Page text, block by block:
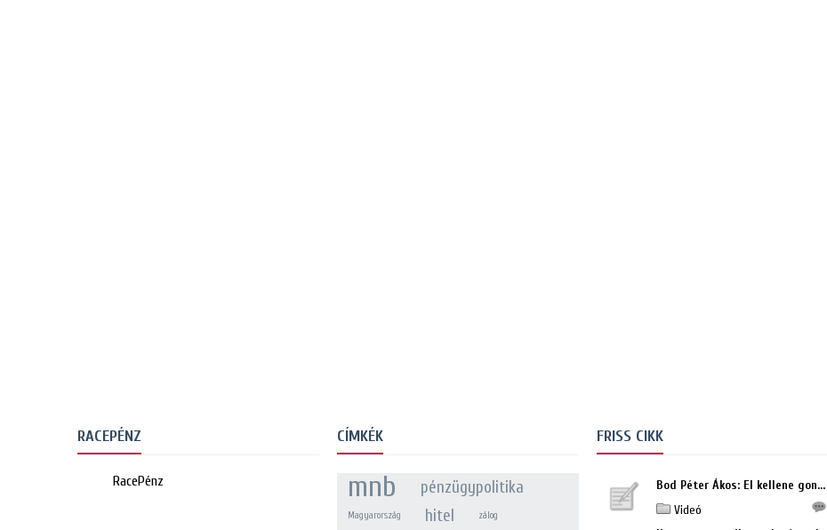
RACEPÉNZ
RacePénz
CÍMKÉK
mnb pénzügypolitika
Magyarország hitel zálog
FRISS CIKK
Bod Péter Ákos: El kellene gon...
Videó